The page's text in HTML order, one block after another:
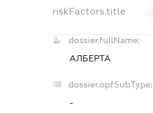
riskFactors.title
dossier.fullName:
АЛБЕРТА
dossier.opfSubType:
-